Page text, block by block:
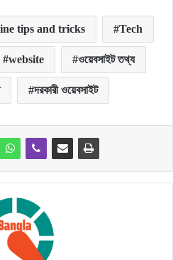
tips and tricks Tech
website ওয়েবসাইট তথ্য
দরকারী ওয়েবসাইট